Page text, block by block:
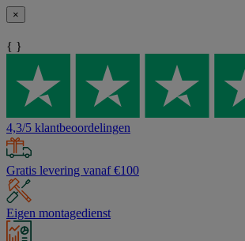
×
{ }
4,3/5 klantbeoordelingen
Gratis levering vanaf €100
Eigen montagedienst